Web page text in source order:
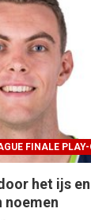
FINALE
het ijs
noemen